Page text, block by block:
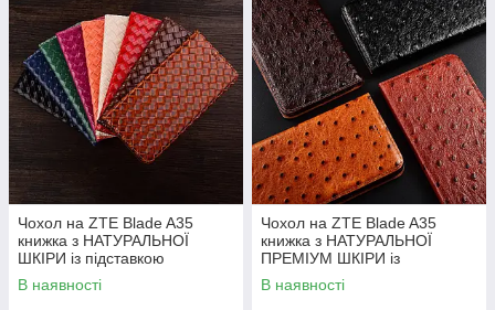
Чохол на ZTE Blade A35
книжка з НАТУРАЛЬНОЇ
ШКІРИ із підставкою
візитницею протиударний
магнітний "VENETTA"
В наявності
Чохол на ZTE Blade A35
книжка з НАТУРАЛЬНОЇ
ПРЕМІУМ ШКІРИ із
підставкою протиударний
магнітний "OSTRICH"
В наявності